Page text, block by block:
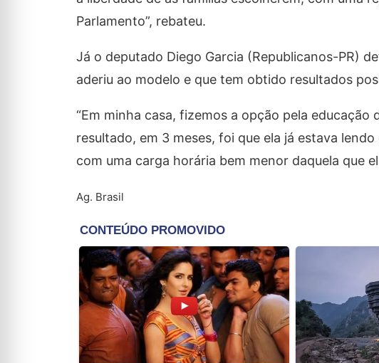
Parlamento”, rebateu.
Já o deputado Diego Garcia (Republicanos-PR)
aderiu ao modelo e que tem obtido resultados
“Em minha casa, fizemos a opção pela
resultado, em 3 meses, foi que ela já estava
com uma carga horária bem menor daquela que
Ag. Brasil